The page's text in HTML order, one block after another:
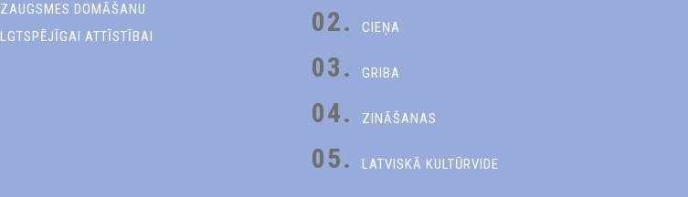
IZAUGSMES DOMĀŠANU
ILGTSPĒJĪGAI ATTĪSTĪBAI
02. CIEŅA
03. GRIBA
04. ZINĀŠANAS
05. LATVISKĀ KULTŪRVIDE